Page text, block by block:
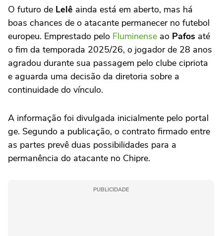
O futuro de Lelê ainda está em aberto, mas há
boas chances de o atacante permanecer no futebol
europeu. Emprestado pelo Fluminense ao Pafos até
o fim da temporada 2025/26, o jogador de 28 anos
agradou durante sua passagem pelo clube cipriota
e aguarda uma decisão da diretoria sobre a
continuidade do vínculo.
A informação foi divulgada inicialmente pelo portal
ge. Segundo a publicação, o contrato firmado entre
as partes prevê duas possibilidades para a
permanência do atacante no Chipre.
PUBLICIDADE